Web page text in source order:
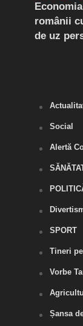
românii
de uz
Social
Alertă
SPORT
Tineri
Vorbe
Șansa